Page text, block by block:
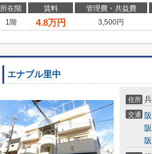
所在階 賃料 管理費・共益費
1階
4.8万円 3,500円
エナブル里中
住所
交通